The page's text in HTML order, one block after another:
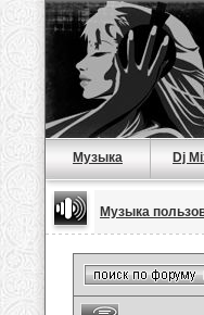
Музыка Dj
Музыка